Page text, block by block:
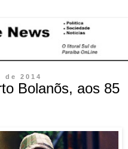
2014
Bolanõs, aos 85